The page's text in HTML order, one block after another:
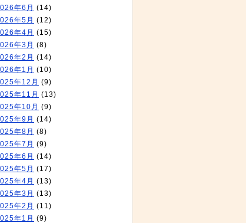
年6月 (14)
年5月 (12)
年4月 (15)
年3月 (8)
年2月 (14)
年1月 (10)
年12月 (9)
年11月 (13)
年10月 (9)
年9月 (14)
年8月 (8)
年7月 (9)
年6月 (14)
年5月 (17)
年4月 (13)
年3月 (13)
年2月 (11)
年1月 (9)